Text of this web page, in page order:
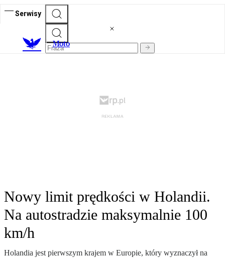
Serwisy
Moto
Nowy limit prędkości w Holandii.
Na autostradzie maksymalnie 100
km/h
Holandia jest pierwszym krajem w Europie, który wyznaczył na